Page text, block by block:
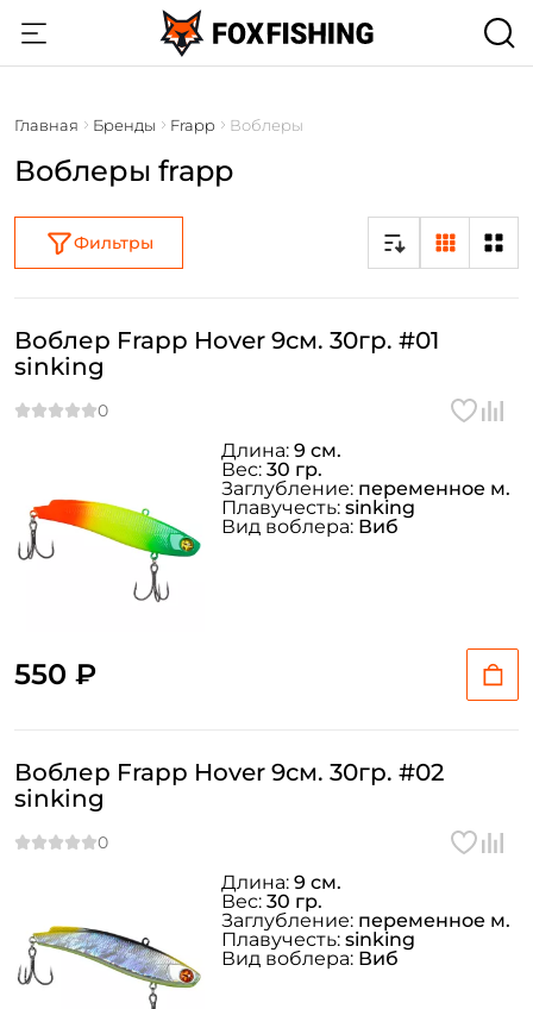
Главная Бренды Frapp Воблеры
Воблеры frapp
Фильтры
Воблер Frapp Hover 9см. 30гр. #01
sinking
550 ₽
Длина: 9 см.
Вес: 30 гр.
Заглубление: переменное м.
Плавучесть: sinking
Вид воблера: Виб
Воблер Frapp Hover 9см. 30гр. #02
sinking
Длина: 9 см.
Вес: 30 гр.
Заглубление: переменное м.
Плавучесть: sinking
Вид воблера: Виб